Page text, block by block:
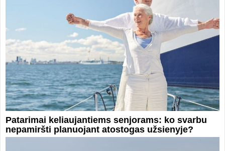
Patarimai keliaujantiems senjorams: ko svarbu
nepamiršti planuojant atostogas užsienyje?